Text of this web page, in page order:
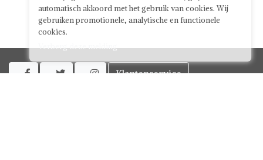
   Klantenservice
automatisch akkoord met het gebruik van cookies. Wij
gebruiken promotionele, analytische en functionele
cookies.
Verberg deze melding